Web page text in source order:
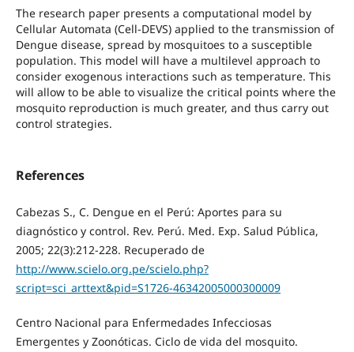
The research paper presents a computational model by
Cellular Automata (Cell-DEVS) applied to the transmission of
Dengue disease, spread by mosquitoes to a susceptible
population. This model will have a multilevel approach to
consider exogenous interactions such as temperature. This
will allow to be able to visualize the critical points where the
mosquito reproduction is much greater, and thus carry out
control strategies.
References
Cabezas S., C. Dengue en el Perú: Aportes para su
diagnóstico y control. Rev. Perú. Med. Exp. Salud Pública,
2005; 22(3):212-228. Recuperado de
http://www.scielo.org.pe/scielo.php?
script=sci_arttext&pid=S1726-46342005000300009
Centro Nacional para Enfermedades Infecciosas
Emergentes y Zoonóticas. Ciclo de vida del mosquito.